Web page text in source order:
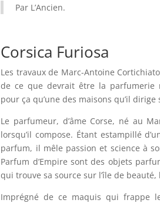
Par L’Ancien.
Corsica Furiosa
Les travaux de Marc-Antoine
de ce que devrait être la parfumerie
pour ça qu’une des maisons qu’il
Le parfumeur, d’âme Corse, né au
lorsqu’il compose. Étant estampillé
parfum, il mêle passion et science à
Parfum d’Empire sont des objets
qui trouve sa source sur l’île de beauté,
Imprégné de ce maquis qui frappe